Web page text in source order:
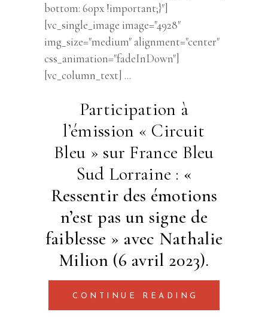
bottom: 60px !important;}"]
[vc_single_image image="4928"
img_size="medium" alignment="center"
css_animation="fadeInDown"]
[vc_column_text]
Participation à
l’émission « Circuit
Bleu » sur France Bleu
Sud Lorraine : «
Ressentir des émotions
n’est pas un signe de
faiblesse » avec Nathalie
Milion (6 avril 2023).
CONTINUE READING